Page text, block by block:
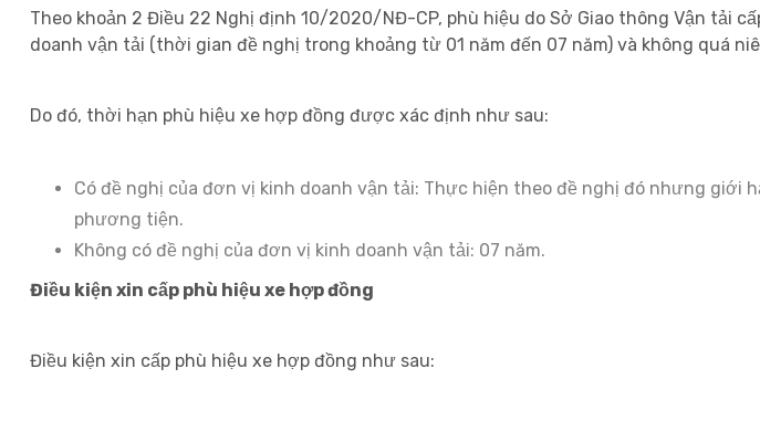
Theo khoản 2 Điều 22 Nghị định 10/2020/NĐ-CP, phù hiệu do Sở Giao thông Vận tải
doanh vận tải (thời gian đề nghị trong khoảng từ 01 năm đến 07 năm) và không quá
Do đó, thời hạn phù hiệu xe hợp đồng được xác định như sau:
Có đề nghị của đơn vị kinh doanh vận tải: Thực hiện theo đề nghị đó nhưng giới
phương tiện.
Không có đề nghị của đơn vị kinh doanh vận tải: 07 năm.
Điều kiện xin cấp phù hiệu xe hợp đồng
Điều kiện xin cấp phù hiệu xe hợp đồng như sau: